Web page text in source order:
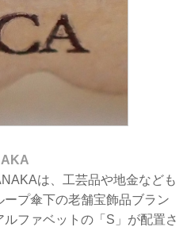
は、工芸品や地金なども
プ傘下の老舗宝飾品ブラン
ルファベットの「S」が配置さ